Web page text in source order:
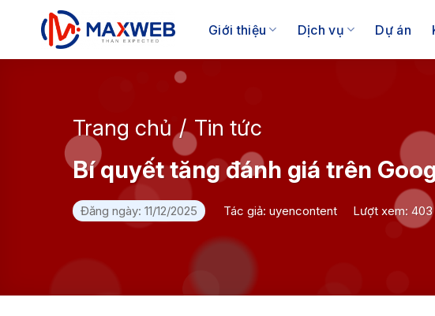
Giới thiệu Dịch vụ Dự án
Trang chủ / Tin tức
Bí quyết tăng đánh giá trên
Đăng ngày: 11/12/2025 Tác giả: uyencontent Lượt xem: 403